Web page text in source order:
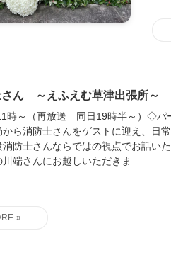
さん ～えふえむ草津出張所～
時～（再放送 同日19時半～）◇パ
ら消防士さんをゲストに迎え、日
防士さんならではの視点でお話い
端さんにお越しいただきま...